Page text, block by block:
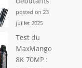
posted on 23
juillet 2025
Test du
MaxMango
8K 70MP :